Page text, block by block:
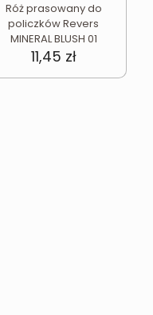
Róż prasowany do
policzków Revers
MINERAL BLUSH 01
11,45 zł